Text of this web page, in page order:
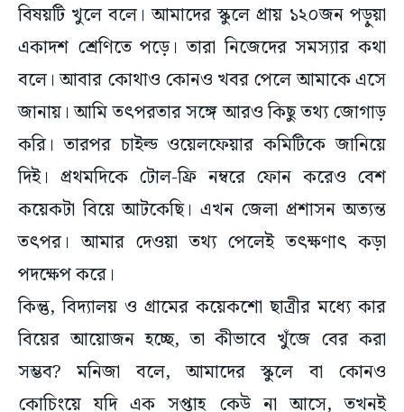
বিষয়টি খুলে বলে। আমাদের স্কুলে প্রায় ১২০জন পড়ুয়া
একাদশ শ্রেণিতে পড়ে। তারা নিজেদের সমস্যার কথা
বলে। আবার কোথাও কোনও খবর পেলে আমাকে এসে
জানায়। আমি তৎপরতার সঙ্গে আরও কিছু তথ্য জোগাড়
করি। তারপর চাইল্ড ওয়েলফেয়ার কমিটিকে জানিয়ে
দিই। প্রথমদিকে টোল-ফ্রি নম্বরে ফোন করেও বেশ
কয়েকটা বিয়ে আটকেছি। এখন জেলা প্রশাসন অত্যন্ত
তৎপর। আমার দেওয়া তথ্য পেলেই তৎক্ষণাৎ কড়া
পদক্ষেপ করে।
কিন্তু, বিদ্যালয় ও গ্রামের কয়েকশো ছাত্রীর মধ্যে কার
বিয়ের আয়োজন হচ্ছে, তা কীভাবে খুঁজে বের করা
সম্ভব? মনিজা বলে, আমাদের স্কুলে বা কোনও
কোচিংয়ে যদি এক সপ্তাহ কেউ না আসে, তখনই